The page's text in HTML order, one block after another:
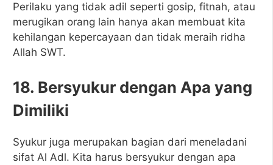
Perilaku yang tidak adil seperti gosip, fitnah, atau
merugikan orang lain hanya akan membuat kita
kehilangan kepercayaan dan tidak meraih ridha
Allah SWT.
18. Bersyukur dengan Apa yang
Dimiliki
Syukur juga merupakan bagian dari meneladani
sifat Al Adl. Kita harus bersyukur dengan apa